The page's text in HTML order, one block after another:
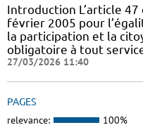
Introduction L’article 47
février 2005 pour
la participation et la
obligatoire à tout
27/03/2026 11:40
PAGES
relevance: 100%